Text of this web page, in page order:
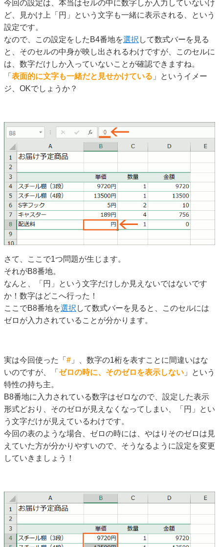
今回の設定は、本当はセルの中に数字しか入力していないけ
ど、見かけ上「円」という文字も一緒に表示される、という
設定です。
なので、この設定をしたB4番地を選択 して数式バーを見る
と、そのセルの中身が映し出されるわけですが、このセルに
は、数字だけしか入っていないことが確認できますね。
「 表面的に文字も一緒だと見せかけている 」というイメー
ジ、OKでしょうか？
さて、ここで1つ問題が生じます。
それがB8番地。
なんと、「円」という文字だけしか見えないではないです
か！数字はどこへ行った！
ここでB8番地を選択 して数式バーを見ると、このセルには
ゼロが入力されていることが分かります。
実は今回使った「 # 」、数字の1桁を表すことに間違いはな
いのですが、「 ゼロの時に、そのゼロを表示しない 」という
特性の持ち主。
B8番地に入力されている数字はゼロなので、設定した表示
形式どおり、そのゼロが見えなくなってしまい、「円」とい
う文字だけが見えているわけです。
今回の表のような場合、ゼロの時には、やはりそのゼロは見
えていた方が分かりやすいので、そうなるように設定を変更
していきましょう！